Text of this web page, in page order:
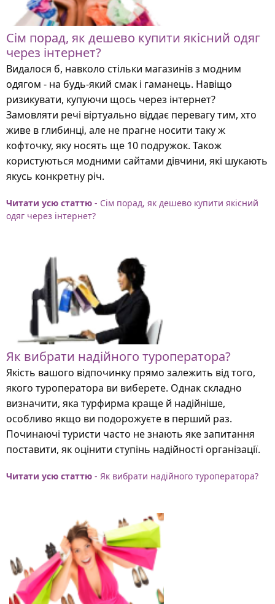
Сім порад, як дешево купити якісний одяг
через інтернет?
Видалося б, навколо стільки магазинів з модним
одягом - на будь-який смак і гаманець. Навіщо
ризикувати, купуючи щось через інтернет?
Замовляти речі віртуально віддає перевагу тим, хто
живе в глибинці, але не прагне носити таку ж
кофточку, яку носять ще 10 подружок. Також
користуються модними сайтами дівчини, які шукають
якусь конкретну річ.
Читати усю статтю - Сім порад, як дешево купити якісний
одяг через інтернет?
Як вибрати надійного туроператора?
Якість вашого відпочинку прямо залежить від того,
якого туроператора ви виберете. Однак складно
визначити, яка турфирма краще й надійніше,
особливо якщо ви подорожуєте в перший раз.
Починаючі туристи часто не знають яке запитання
поставити, як оцінити ступінь надійності організації.
Читати усю статтю - Як вибрати надійного туроператора?